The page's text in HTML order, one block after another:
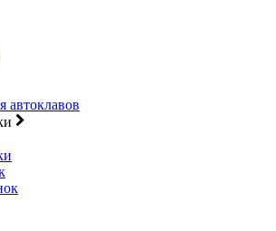
автоклавов